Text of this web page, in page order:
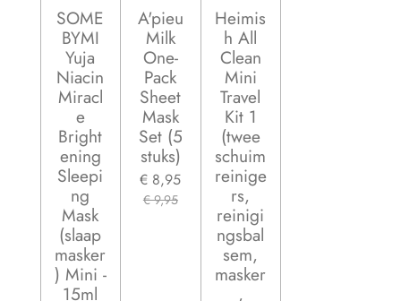
SOME
BYMI
Yuja
Niacin
Miracl
e
Bright
ening
Sleepi
ng
Mask
(slaap
masker
) Mini -
15ml
A'pieu
Milk
One-
Pack
Sheet
Mask
Set (5
stuks)
€ 8,95
€ 9,95
Heimis
h All
Clean
Mini
Travel
Kit 1
(twee
schuim
reinige
rs,
reinigi
ngsbal
sem,
masker
,